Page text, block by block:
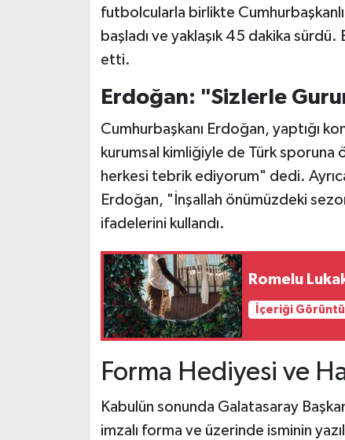
futbolcularla birlikte
başladı ve yaklaşık 45 dakika
etti.
Erdoğan: "Sizlerle
Cumhurbaşkanı Erdoğan, yaptığı
kurumsal kimliğiyle de Türk
herkesi tebrik ediyorum" dedi.
Erdoğan, "İnşallah önümüzdeki
ifadelerini kullandı.
Romelu
İçeriği
Forma Hediyesi ve
Kabulün sonunda Galatasaray
imzalı forma ve üzerinde isminin